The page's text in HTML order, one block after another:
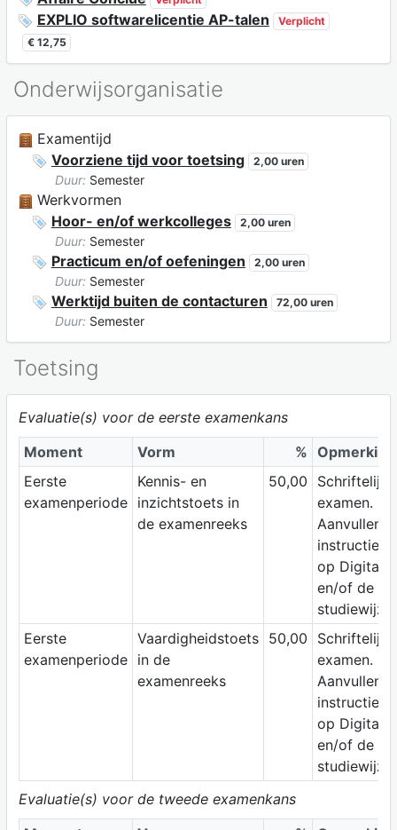
EXPLIO softwarelicentie AP-talen
Verplicht
€ 12,75
Onderwijsorganisatie
Examentijd
Voorziene tijd voor toetsing
2,00 uren
Duur: Semester
Werkvormen
Hoor- en/of werkcolleges
2,00 uren
Duur: Semester
Practicum en/of oefeningen 2,00 uren
Duur: Semester
Werktijd buiten de contacturen 72,00 uren
Duur: Semester
Toetsing
Evaluatie(s) voor de eerste examenkans
Moment
Vorm % Opmerking
Eerste
examenperiode
Kennis- en
inzichtstoets in
de examenreeks
50,00
Schriftelijk
examen.
instructies
op Digitap
en/of de
studiewijzer
Eerste
examenperiode
Vaardigheidstoets
in de
examenreeks
50,00
Schriftelijk
examen.
instructies
op Digitap
en/of de
studiewijzer
Evaluatie(s) voor de tweede examenkans